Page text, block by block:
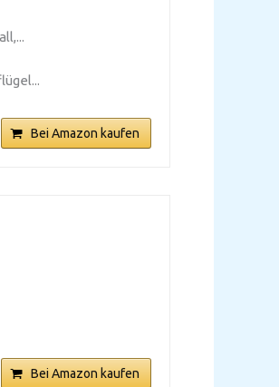
Bei Amazon kaufen
Bei Amazon kaufen